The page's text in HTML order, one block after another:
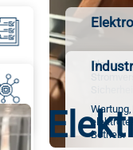
Planung
mehr
Betrieb.